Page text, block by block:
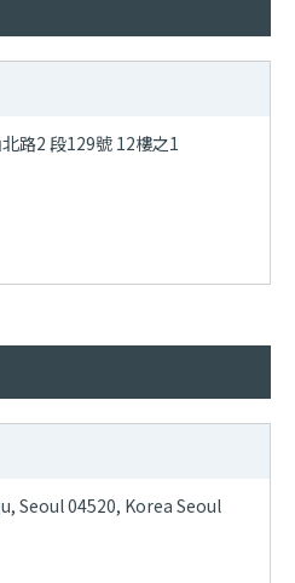
路2 段129號 12樓之1
Seoul 04520, Korea Seoul